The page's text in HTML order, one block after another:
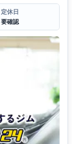
定休日
要確認